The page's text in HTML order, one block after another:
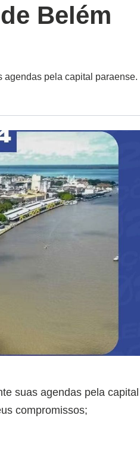
Belém
pela capital paraense.
suas agendas pela capital
compromissos;